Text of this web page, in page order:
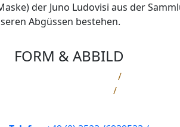
der Juno Ludovisi aus der
Abgüssen bestehen.
FORM & ABBILD
/
/